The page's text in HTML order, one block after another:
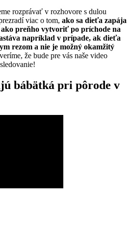
rozprávať v rozhovore s dulou
viac o tom, ako sa dieťa zapája
ako preňho vytvoriť po príchode na
napríklad v prípade, ak dieťa
rezom a nie je možný okamžitý
že bude pre vás naše video
bábätká pri pôrode v